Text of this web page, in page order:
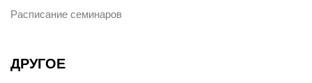
Расписание семинаров
ДРУГОЕ